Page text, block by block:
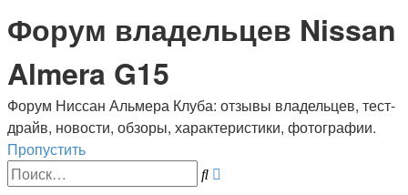
Форум владельцев Nissan
Almera G15
Форум Ниссан Альмера Клуба: отзывы владельцев, тест-
драйв, новости, обзоры, характеристики, фотографии.
Пропустить
Поиск